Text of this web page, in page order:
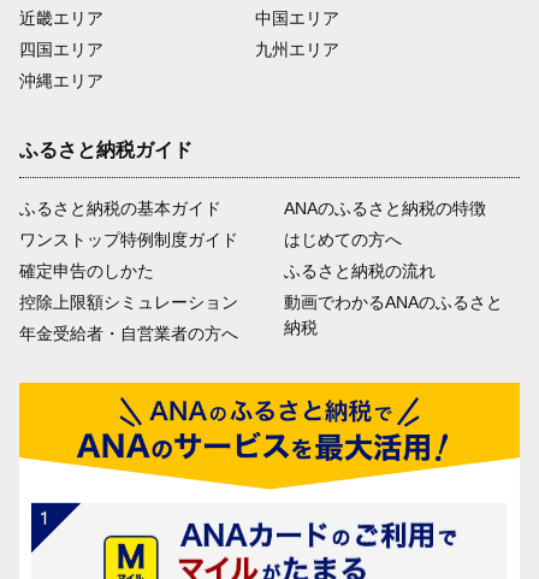
近畿エリア
四国エリア
沖縄エリア
中国エリア
九州エリア
ふるさと納税ガイド
ふるさと納税の基本ガイド
ワンストップ特例制度ガイド
確定申告のしかた
控除上限額シミュレーション
年金受給者・自営業者の方へ
ANAのふるさと納税の特徴
はじめての方へ
ふるさと納税の流れ
動画でわかるANAのふるさと
納税